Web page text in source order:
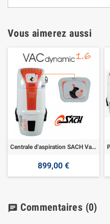
Vous aimerez aussi
Centrale d'aspiration SACH Vac Dynamic 1.6
899,00 €
chat Commentaires (0)